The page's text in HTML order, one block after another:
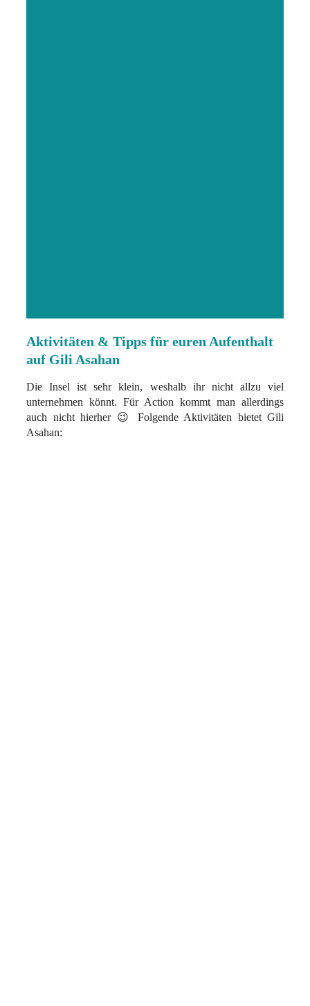
Aktivitäten & Tipps für euren Aufenthalt
auf Gili Asahan
Die Insel ist sehr klein, weshalb ihr nicht allzu viel
unternehmen könnt. Für Action kommt man allerdings
auch nicht hierher 😉 Folgende Aktivitäten bietet Gili
Asahan: